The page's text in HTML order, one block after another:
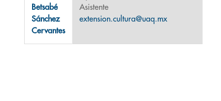
Betsabé
Sánchez
Cervantes
Asistente
extension.cultura@uaq.mx